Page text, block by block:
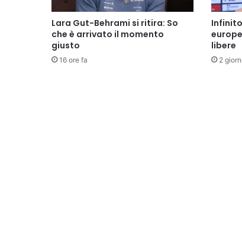
Lara Gut-Behrami si ritira: So
che è arrivato il momento
giusto
16 ore fa
libere
2